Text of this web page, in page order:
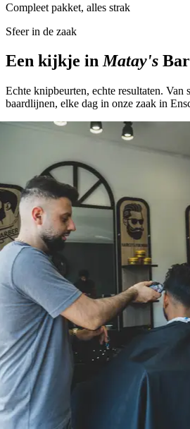
Compleet pakket, alles strak
Sfeer in de zaak
Een kijkje inMatay's
Echte knipbeurten, echte resultaten. Van
baardlijnen, elke dag in onze zaak in